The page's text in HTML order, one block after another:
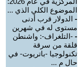
الموضوع الكلي الذي ...
- الدولار قرب أدنى
مستوى له في شهرين
- -التلغراف-: واشنطن
قلقة من سرقة
تكنولوجيا -باتريوت- في
حال م ...